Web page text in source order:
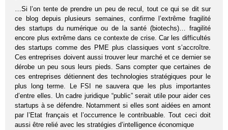
…Si l’on tente de prendre un peu de recul, tout ce qui se dit sur
ce blog depuis plusieurs semaines, confirme l’extrême fragilité
des startups du numérique ou de la santé (biotechs)… fragilité
encore plus extrême dans ce contexte de crise. Car les difficultés
des startups comme des PME plus classiques vont s’accroître.
Ces entreprises doivent aussi trouver leur marché et ce dernier se
dérobe un peu sous leurs pieds. Sans compter que certaines de
ces entreprises détiennent des technologies stratégiques pour le
plus long terme. Le FSI ne sauvera que les plus importantes
d’entre elles. Un cadre juridique “public” serait utile pour aider ces
startups à se défendre. Notamment si elles sont aidées en amont
par l’Etat français et l’occurrence le contribuable. Tout ceci doit
aussi être relié avec les stratégies d’intelligence économique